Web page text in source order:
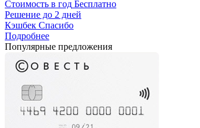
Стоимость в год Бесплатно
Решение до 2 дней
Кэшбек Спасибо
Подробнее
Популярные предложения